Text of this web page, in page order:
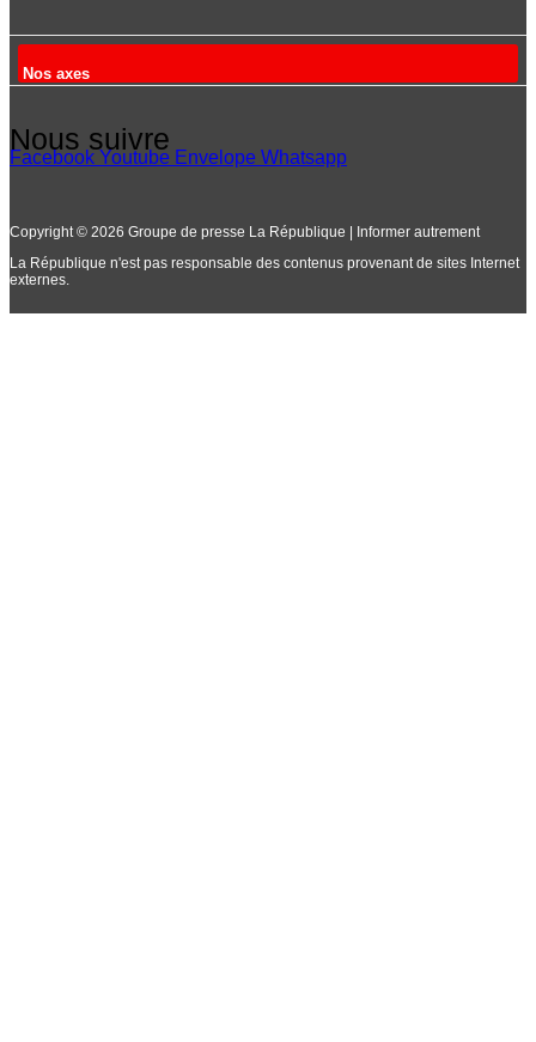
Nos axes
Nous suivre
Facebook Youtube Envelope Whatsapp
Copyright © 2026 Groupe de presse La République | Informer autrement
La République n'est pas responsable des contenus provenant de sites Internet
externes.